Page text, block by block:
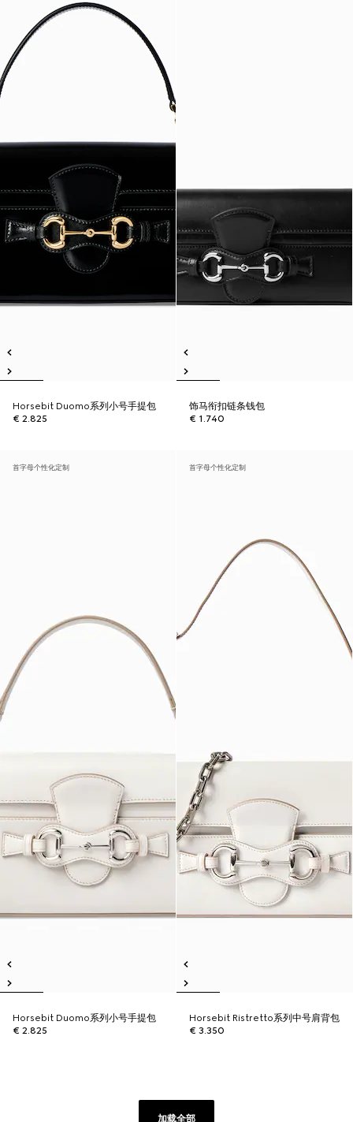
Horsebit Duomo系列小号手提包
€ 2.825
饰马衔扣链条钱包
€ 1.740
首字母个性化定制
Horsebit Duomo系列小号手提包
€ 2.825
首字母个性化定制
Horsebit Ristretto系列中号肩背包
€ 3.350
加载全部